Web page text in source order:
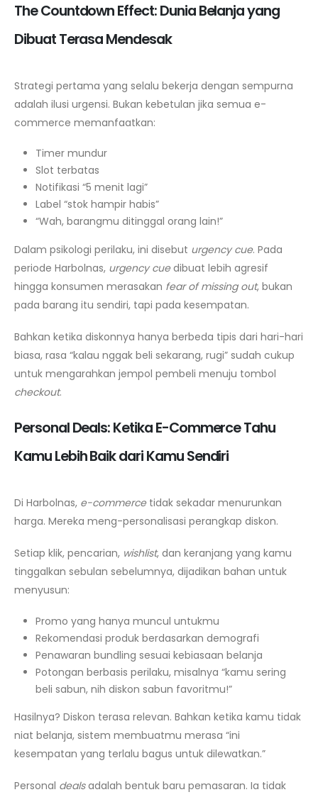
The Countdown Effect: Dunia Belanja yang
Dibuat Terasa Mendesak
Strategi pertama yang selalu bekerja dengan sempurna
adalah ilusi urgensi. Bukan kebetulan jika semua e-
commerce memanfaatkan:
Timer mundur
Slot terbatas
Notifikasi “5 menit lagi”
Label “stok hampir habis”
“Wah, barangmu ditinggal orang lain!”
Dalam psikologi perilaku, ini disebut urgency cue. Pada
periode Harbolnas, urgency cuedibuat lebih agresif
hingga konsumen merasakan fear of missing out, bukan
pada barang itu sendiri, tapi pada kesempatan.
Bahkan ketika diskonnya hanya berbeda tipis dari hari-hari
biasa, rasa “kalau nggak beli sekarang, rugi” sudah cukup
untuk mengarahkan jempol pembeli menuju tombol
checkout.
Personal Deals: Ketika E-Commerce Tahu
Kamu Lebih Baik dari Kamu Sendiri
Di Harbolnas, e-commercetidak sekadar menurunkan
harga. Mereka meng-personalisasi perangkap diskon.
Setiap klik, pencarian, wishlist, dan keranjang yang kamu
tinggalkan sebulan sebelumnya, dijadikan bahan untuk
menyusun:
Promo yang hanya muncul untukmu
Rekomendasi produk berdasarkan demografi
Penawaran bundling sesuai kebiasaan belanja
Potongan berbasis perilaku, misalnya “kamu sering
beli sabun, nih diskon sabun favoritmu!”
Hasilnya? Diskon terasa relevan. Bahkan ketika kamu tidak
niat belanja, sistem membuatmu merasa “ini
kesempatan yang terlalu bagus untuk dilewatkan.”
Personal dealsadalah bentuk baru pemasaran. Ia tidak